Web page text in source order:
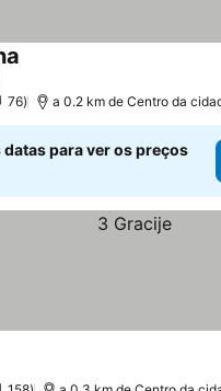
76 a 0.2 km de Centro da
datas para ver os preços